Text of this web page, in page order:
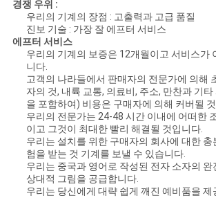
경쟁 우위 :
우리의 기계의 장점 : 고출력과 고급 품질
진보 기술 : 가장 잘 에프터 서비스
에프터 서비스
우리의 기계의 보증은 12개월이고 서비스가
니다.
고객의 나라들에서 판매자의 전문가에 의해
자의 것, 내륙 교통, 의료비, 주소, 만찬과 기
을 포함하여) 비용은 구매자에 의해 커버될
우리의 전문가는 24-48 시간 이내에 어떠한
이고 그것이 최대한 빨리 해결될 것입니다.
우리는 설치를 위한 구매자의 회사에 대한 충
험을 받는 것 기계를 보낼 수 있습니다.
우리는 중국과 영어로 작성된 전자 소자의
상대적 그림을 공급합니다.
우리는 당신에게 대략 쉽게 깨진 예비품을